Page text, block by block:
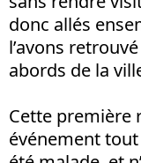
donc allés
l’avons
abords de la
Cette première
événement